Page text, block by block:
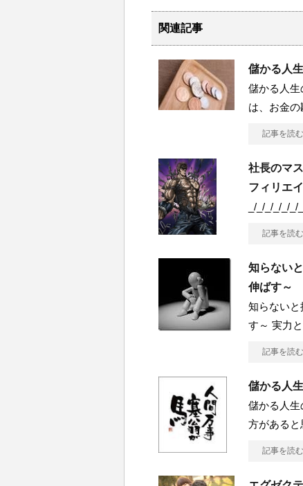
関連記事
儲かる人
儲かる人生
は、お金
記事を読む
社長のマ
フィリエ
_/_/_/_/_/
記事を読む
知らない
伸ばす～
知らない
す～ 実力
記事を読む
儲かる人
儲かる人生
方があると
記事を読む